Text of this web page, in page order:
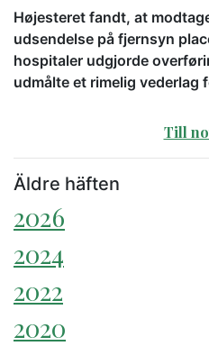
Højesteret fandt, at
udsendelse på fjernsyn
hospitaler udgjorde
udmålte et rimelig vederlag
Till
Äldre häften
2026
2024
2022
2020